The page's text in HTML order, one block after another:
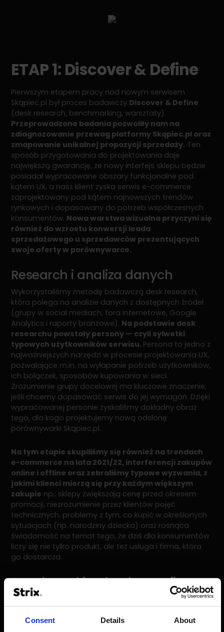
Consent Details About
ETAP 1: Discover & Define
Pierwszym etapem pracy nad nowym serwisem
Skąpiec.pl był proces badawczy Discover & Define
(desk research, benchmarking, warsztaty).
Przeprowadzone badania pozwoliły nam na
zdiagnozowanie przewag platformy Skąpiec.pl oraz
zmapowanie unikalnej propozycji sprzedaży. Ten
sposób przygotowania do projektowania daje
największą gwarancję, że nowy interfejs sklepu będzie
posiadał wypracowane obszary funkcjonalne pod
kątem UX, a nasz klient zyska serwis e-commerce
zaprojektowany pod kątem najnowszych trendów
rynkowych i dopasowany do potrzeb współczesnych
konsumentów. Nowa warstwa wizualna przyczyni się
również do wzrostu konwersji leada
sprzedażowego u sprzedawców prezentujących
swoje oferty w porównywarce.
Research i analiza danych
Wykorzystaliśmy metodę badawczą desk research,
która polega na analizie danych z dostępnych źródeł
(grupy w social mediach, fora internetowe, Google
Analytics i raporty branżowe). Na podstawie desk
researchu powstały persony — czyli sylwetki
typowych użytkowników serwisu. Persona to jedno z
najważniejszych narzędzi w procesie projektowania UX,
pozwalające m.in. na wyłapanie potrzeb użytkowników,
ich bolączek, sposobów kupowania w sieci.
Zrozumienie grupy docelowej ma kluczowe znaczenie,
jeśli chcemy dopasować serwis do jej wymagań. Dzięki
wypracowanej personie zyskaliśmy dokładny obraz
tego, dla kogo projektujemy nową odsłonę
porównywarki Skąpiec.pl.
Na tym etapie skupiliśmy się również na trendach
e-commerce na lata 2021/22, interferencji zakupów
online i offline oraz zebraliśmy typowe wyzwania, z
jakimi klienci mierzą się przy każdym większym
zakupie np.: sklepy zwiększają cenę przed okresem
promocji, niezrozumienie przez klientów pojęć
technicznych, problemy z tym, co kupić w określonych
sytuacjach (np. narodziny dziecka) oraz rosnąca
świadomość na temat tego, że dziś dla konsumentów
liczy się nie tylko produkt, ale też usługa i firma, która
go dostarcza.
Benchmarking konkurencji
Kolejnym krokiem były przeprowadzenie
benchmarkingu, który miał na celu analizę wzorców
projektowych wśród europejskich i światowych